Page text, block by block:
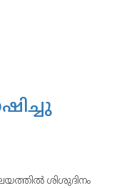
ശിശുദിനം